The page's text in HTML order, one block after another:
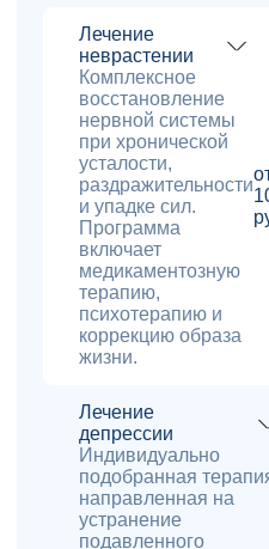
Лечение
неврастении
Комплексное
восстановление
нервной системы
при хронической
усталости,
раздражительности
и упадке сил.
Программа
включает
медикаментозную
терапию,
психотерапию и
коррекцию образа
жизни.
Лечение
депрессии
Индивидуально
подобранная
направленная на
устранение
подавленного